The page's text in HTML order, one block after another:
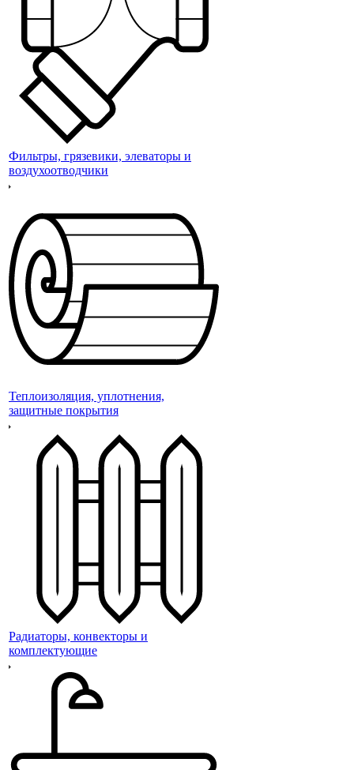
Фильтры, грязевики, элеваторы и
воздухоотводчики
Теплоизоляция, уплотнения,
защитные покрытия
Радиаторы, конвекторы и
комплектующие